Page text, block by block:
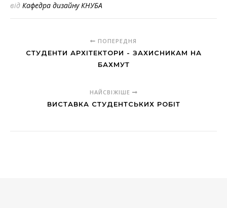
від Кафедра дизайну КНУБА
ПОПЕРЕДНЯ
СТУДЕНТИ АРХІТЕКТОРИ - ЗАХИСНИКАМ НА
БАХМУТ
НАЙСВІЖІШЕ
ВИСТАВКА СТУДЕНТСЬКИХ РОБІТ